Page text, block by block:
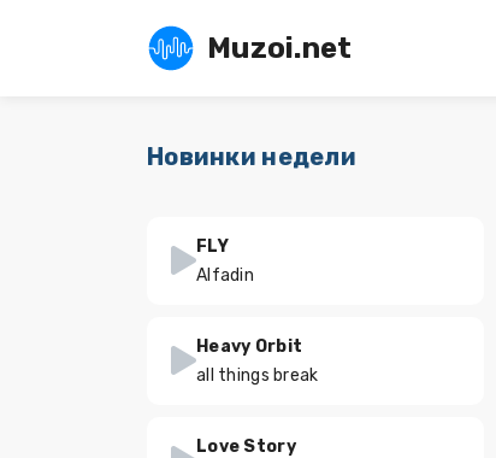
Muzoi.net
Новинки недели
FLY
Alfadin
Heavy Orbit
all things break
Love Story